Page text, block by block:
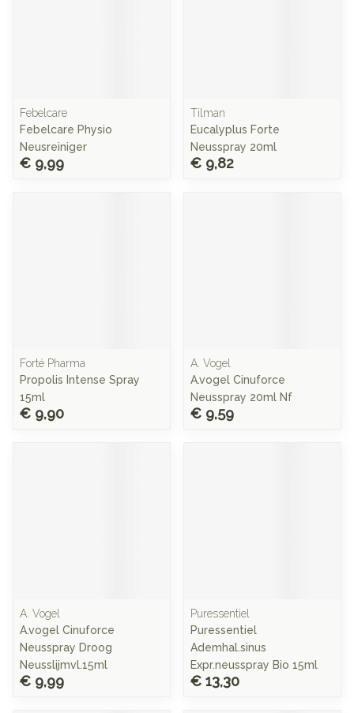
Febelcare
Febelcare Physio
Neusreiniger
€ 9,99
Tilman
Eucalyplus Forte
Neusspray 20ml
€ 9,82
Forté Pharma
Propolis Intense Spray
15ml
€ 9,90
A. Vogel
A.vogel Cinuforce
Neusspray 20ml Nf
€ 9,59
A. Vogel
A.vogel Cinuforce
Neusspray Droog
Neusslijmvl.15ml
€ 9,99
Puressentiel
Puressentiel
Ademhal.sinus
Expr.neusspray Bio 15ml
€ 13,30